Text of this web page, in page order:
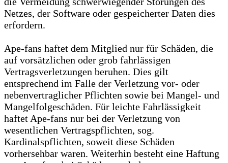
Netzes, der Software oder gespeicherter Daten dies
erfordern.
Ape-fans haftet dem Mitglied nur für Schäden, die
auf vorsätzlichen oder grob fahrlässigen
Vertragsverletzungen beruhen. Dies gilt
entsprechend im Falle der Verletzung vor- oder
nebenvertraglicher Pflichten sowie bei Mangel- und
Mangelfolgeschäden. Für leichte Fahrlässigkeit
haftet Ape-fans nur bei der Verletzung von
wesentlichen Vertragspflichten, sog.
Kardinalspflichten, soweit diese Schäden
vorhersehbar waren. Weiterhin besteht eine Haftung